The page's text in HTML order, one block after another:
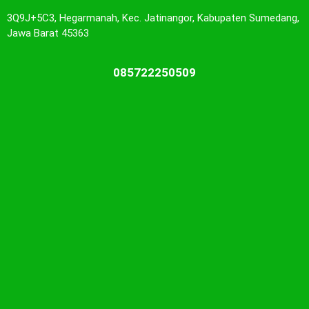
3Q9J+5C3, Hegarmanah, Kec. Jatinangor, Kabupaten Sumedang,
Jawa Barat 45363
085722250509